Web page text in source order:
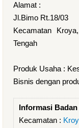
Alamat :
Jl.Bimo Rt.18/03
Kecamatan
Tengah
Produk Usaha :
Bisnis dengan
Informasi
Kecamatan :